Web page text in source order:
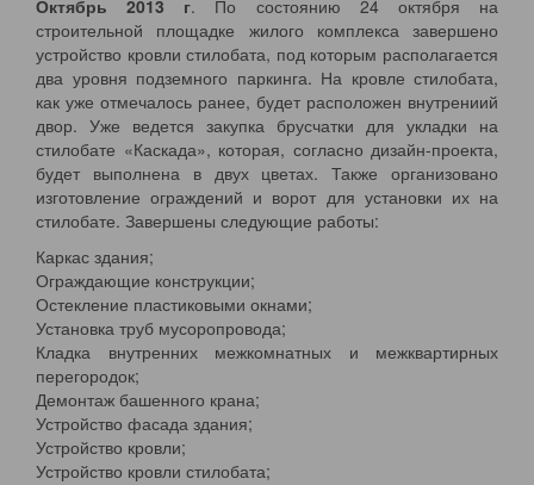
Октябрь 2013 г. По состоянию 24 октября на
строительной площадке жилого комплекса завершено
устройство кровли стилобата, под которым располагается
два уровня подземного паркинга. На кровле стилобата,
как уже отмечалось ранее, будет расположен внутрениий
двор. Уже ведется закупка брусчатки для укладки на
стилобате «Каскада», которая, согласно дизайн-проекта,
будет выполнена в двух цветах. Также организовано
изготовление ограждений и ворот для установки их на
стилобате. Завершены следующие работы:
Каркас здания;
Ограждающие конструкции;
Остекление пластиковыми окнами;
Установка труб мусоропровода;
Кладка внутренних межкомнатных и межквартирных
перегородок;
Демонтаж башенного крана;
Устройство фасада здания;
Устройство кровли;
Устройство кровли стилобата;